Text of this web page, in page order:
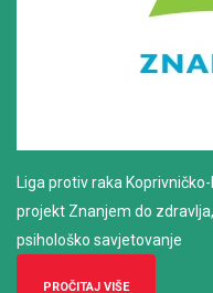
Liga protiv raka
projekt Znanjem do
psihološko savjetovanje
PROČITAJ VIŠE